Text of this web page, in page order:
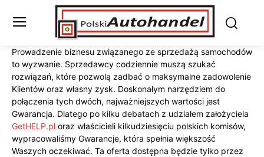
Prowadzenie biznesu związanego ze sprzedażą samochodów
to wyzwanie. Sprzedawcy codziennie muszą szukać
rozwiązań, które pozwolą zadbać o maksymalne zadowolenie
Klientów oraz własny zysk. Doskonałym narzędziem do
połączenia tych dwóch, najważniejszych wartości jest
Gwarancja. Dlatego po kilku debatach z udziałem założyciela
GetHELP.pl oraz właścicieli kilkudziesięciu polskich komisów,
wypracowaliśmy Gwarancje, która spełnia większość
Waszych oczekiwać. Ta oferta dostępna będzie tylko przez